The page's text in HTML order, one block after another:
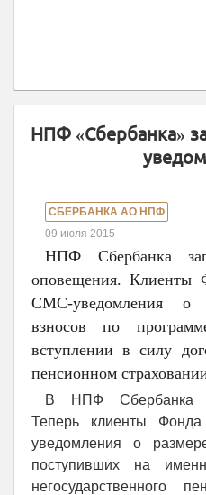
НПФ «Сбербанка»
СБЕРБАНКА АО НПФ
09 июля 2015
НПФ Сбербанка
оповещения. Клиенты
СМС-уведомления о
взносов по
вступлении в силу
пенсионном
В НПФ Сбербанка
Теперь клиенты
уведомления о
поступивших на
негосударственного